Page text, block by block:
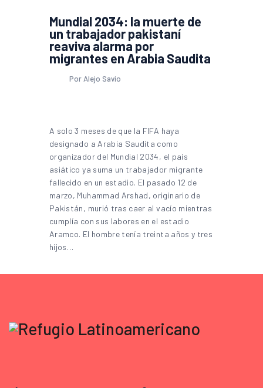
Mundial 2034: la muerte de
un trabajador pakistaní
reaviva alarma por
migrantes en Arabia Saudita
Por Alejo Savio
A solo 3 meses de que la FIFA haya
designado a Arabia Saudita como
organizador del Mundial 2034, el país
asiático ya suma un trabajador migrante
fallecido en un estadio. El pasado 12 de
marzo, Muhammad Arshad, originario de
Pakistán, murió tras caer al vacío mientras
cumplía con sus labores en el estadio
Aramco. El hombre tenía treinta años y tres
hijos…